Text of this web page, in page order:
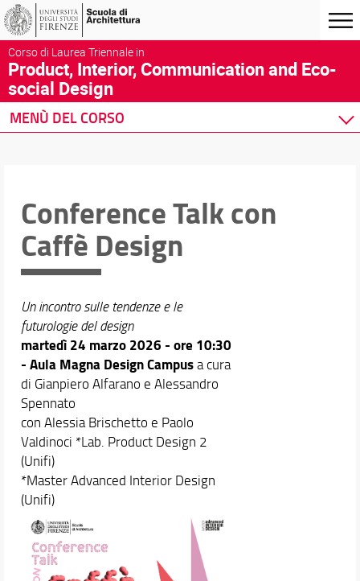
Corso di Laurea Triennale in
Product, Interior, Communication and Eco-
social Design
MENÙ DEL CORSO
Docenti
Orario e calendari
Conference Talk con
Caffè Design
Un incontro sulle tendenze e le
futurologie del design
martedì 24 marzo 2026 - ore 10:30
- Aula Magna Design Campusa cura
di Gianpiero Alfarano e Alessandro
Spennato
con Alessia Brischetto e Paolo
Valdinoci *Lab. Product Design 2
(Unifi)
*Master Advanced Interior Design
(Unifi)